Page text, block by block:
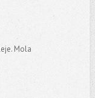
Mola